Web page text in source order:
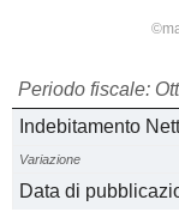
Periodo fiscale:
Indebitamento
Variazione
Data di